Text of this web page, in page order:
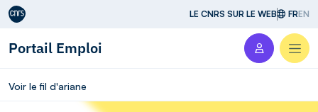
Aller au contenu LE CNRS SUR LE WEB FREN
Portail Emploi
Voir le fil d'ariane